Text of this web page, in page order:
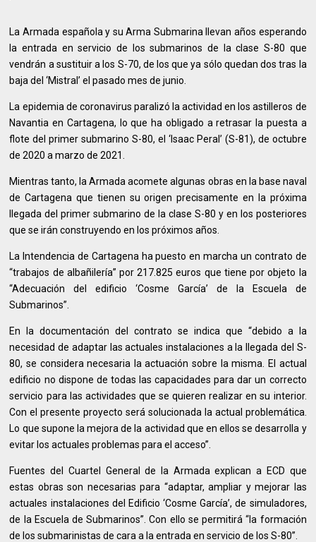
La Armada española y su Arma Submarina llevan años esperando
la entrada en servicio de los submarinos de la clase S-80 que
vendrán a sustituir a los S-70, de los que ya sólo quedan dos tras la
baja del ‘Mistral’ el pasado mes de junio.
La epidemia de coronavirus paralizó la actividad en los astilleros de
Navantia en Cartagena, lo que ha obligado a retrasar la puesta a
flote del primer submarino S-80, el ‘Isaac Peral’ (S-81), de octubre
de 2020 a marzo de 2021.
Mientras tanto, la Armada acomete algunas obras en la base naval
de Cartagena que tienen su origen precisamente en la próxima
llegada del primer submarino de la clase S-80 y en los posteriores
que se irán construyendo en los próximos años.
La Intendencia de Cartagena ha puesto en marcha un contrato de
“trabajos de albañilería” por 217.825 euros que tiene por objeto la
“Adecuación del edificio ‘Cosme García’ de la Escuela de
Submarinos”.
En la documentación del contrato se indica que “debido a la
necesidad de adaptar las actuales instalaciones a la llegada del S-
80, se considera necesaria la actuación sobre la misma. El actual
edificio no dispone de todas las capacidades para dar un correcto
servicio para las actividades que se quieren realizar en su interior.
Con el presente proyecto será solucionada la actual problemática.
Lo que supone la mejora de la actividad que en ellos se desarrolla y
evitar los actuales problemas para el acceso”.
Fuentes del Cuartel General de la Armada explican a ECD que
estas obras son necesarias para “adaptar, ampliar y mejorar las
actuales instalaciones del Edificio ‘Cosme García’, de simuladores,
de la Escuela de Submarinos”. Con ello se permitirá “la formación
de los submarinistas de cara a la entrada en servicio de los S-80”.